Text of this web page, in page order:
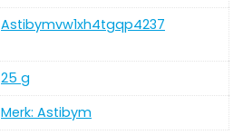
‎Astibymvw1xh4tgqp4237
‎25 g
Merk: Astibym